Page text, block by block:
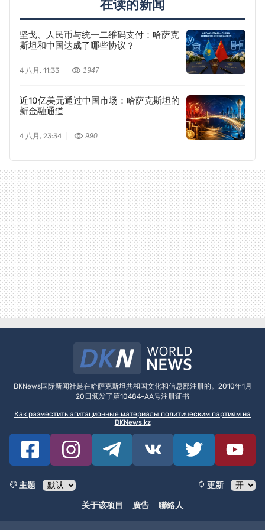
在读的新闻
坚戈、人民币与统一二维码支付：哈萨克
斯坦和中国达成了哪些协议？
4 八月, 11:33 1947
近10亿美元通过中国市场：哈萨克斯坦的
新金融通道
4 八月, 23:34 990
DKNews国际新闻社是在哈萨克斯坦共和国文化和信息部注册的。2010年1月
20日颁发了第10484-AA号注册证书
Как разместить агитационные материалы политическим партиям на
DKNews.kz
主题
更新
关于该项目
廣告 聯絡人